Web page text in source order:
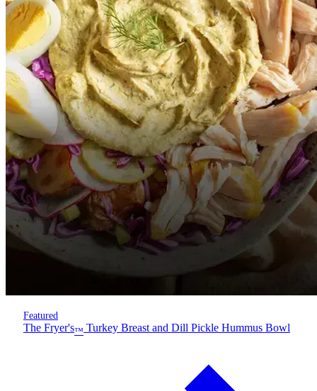
Featured
The Fryer's™ Turkey Breast and Dill Pickle Hummus Bowl